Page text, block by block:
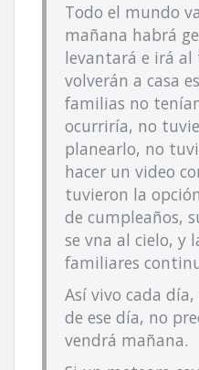
Todo el mundo
mañana habrá
levantará e irá
volverán a casa
familias no
ocurrirí­a, no
planearlo, no
hacer un video
tuvieron la
de cumpleaños,
se vna al cielo, y
familiares
Así­ vivo cada
de ese dí­a, no
vendrá mañana.